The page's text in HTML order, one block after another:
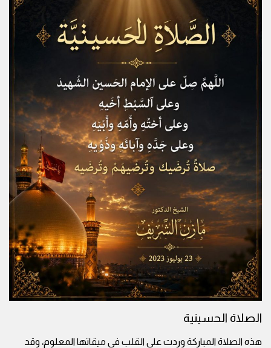
الصلاة الحسينية
هذه الصلاة المباركة وردت على القلب في ميقاتها المعلوم، وقد